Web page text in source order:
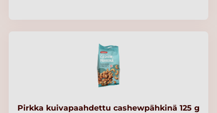
Pirkka kuivapaahdettu cashewpähkinä 125 g